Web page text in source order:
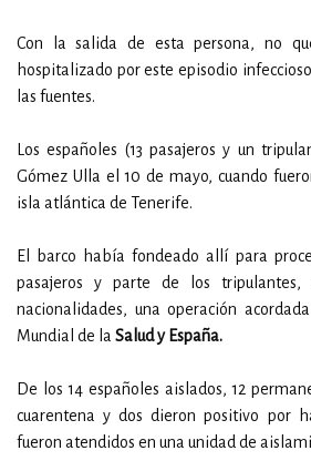
Con la salida de esta persona, no
hospitalizado por este episodio
las fuentes.
Los españoles (13 pasajeros y un
Gómez Ulla el 10 de mayo, cuando
isla atlántica de Tenerife.
El barco había fondeado allí para
pasajeros y parte de los
nacionalidades, una operación
Mundial de la Salud y España.
De los 14 españoles aislados, 12
cuarentena y dos dieron positivo por
fueron atendidos en una unidad de